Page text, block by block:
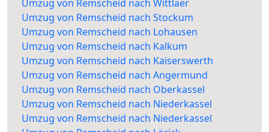
Umzug von Remscheid nach Wittlaer
Umzug von Remscheid nach Stockum
Umzug von Remscheid nach Lohausen
Umzug von Remscheid nach Kalkum
Umzug von Remscheid nach Kaiserswerth
Umzug von Remscheid nach Angermund
Umzug von Remscheid nach Oberkassel
Umzug von Remscheid nach Niederkassel
Umzug von Remscheid nach Niederkassel